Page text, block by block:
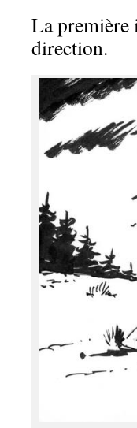
La première
direction.